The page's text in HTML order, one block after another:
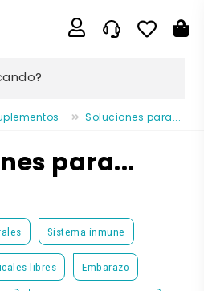
Soluciones para...
para...
Sistema inmune
libres Embarazo